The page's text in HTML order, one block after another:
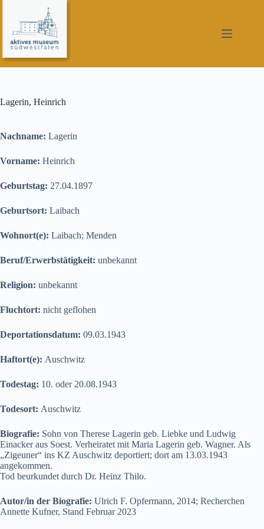
springen
Lagerin, Heinrich
Nachname: Lagerin
Vorname: Heinrich
Geburtstag: 27.04.1897
Geburtsort: Laibach
Wohnort(e): Laibach; Menden
Beruf/Erwerbstätigkeit: unbekannt
Religion: unbekannt
Fluchtort: nicht geflohen
Deportationsdatum: 09.03.1943
Haftort(e): Auschwitz
Todestag: 10. oder 20.08.1943
Todesort: Auschwitz
Biografie: Sohn von Therese Lagerin geb. Liebke und Ludwig
Einacker aus Soest. Verheiratet mit Maria Lagerin geb. Wagner. Als
„Zigeuner“ ins KZ Auschwitz deportiert; dort am 13.03.1943
angekommen.
Tod beurkundet durch Dr. Heinz Thilo.
Autor/in der Biografie: Ulrich F. Opfermann, 2014; Recherchen
Annette Kufner, Stand Februar 2023